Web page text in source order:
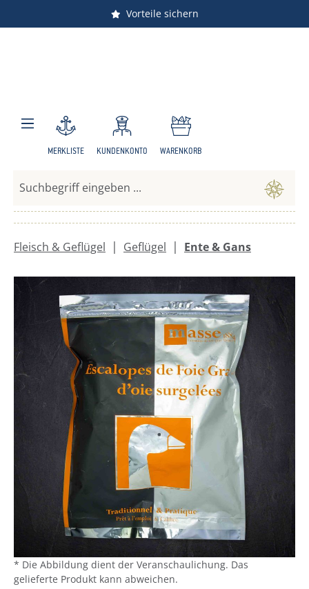
Zum Hauptinhalt springen
Vorteile sichern
Versandkostenfrei ab 150 €
MERKLISTE KUNDENKONTO WARENKORB
Fleisch & Geflügel | Geflügel | Ente & Gans
Bildergalerie überspringen
* Die Abbildung dient der Veranschaulichung. Das
gelieferte Produkt kann abweichen.